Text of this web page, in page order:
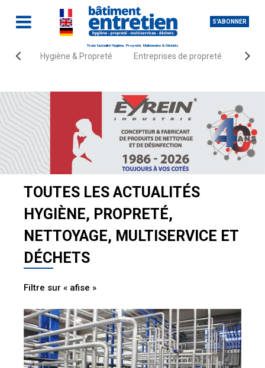
S'ABONNER
Toute l'actualité Hygiène, Propreté, Multiservice & Déchets
Hygiène & Propreté Entreprises de propreté
Accueil Actualités
TOUTES LES ACTUALITÉS
HYGIÈNE, PROPRETÉ,
NETTOYAGE, MULTISERVICE ET
DÉCHETS
Filtre sur « afise »